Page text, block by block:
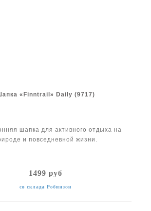
«Finntrail» Daily (9717)
шапка для активного отдыха на
и повседневной жизни.
1499 руб
со склада Робинзон